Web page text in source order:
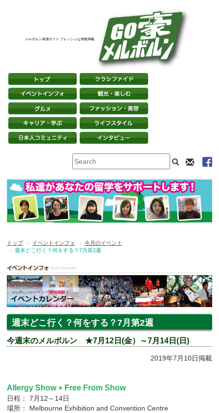
メルボルン体感サイト フレッシュな情報満載
トップ イベントインフォ
今月のイベント
週末どこ行く？何をする？7月第2週
週末どこ行く？何をする？7月第2週
今週末のメルボルン ★7月12日(金）～7月14日(日)
2019年7月10日掲載
Allergy Show + Free From Show
日程： 7月12～14日
場所： Melbourne Exhibition and Convention Centre